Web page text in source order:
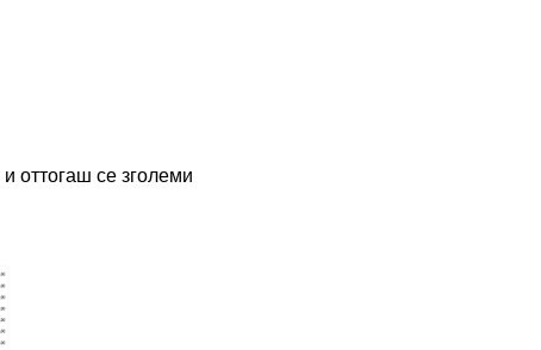
и оттогаш се зголеми